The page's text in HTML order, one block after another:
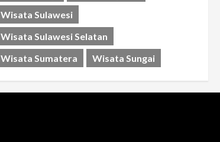
Wisata Sulawesi
Wisata Sulawesi Selatan
Wisata Sumatera
Wisata Sungai